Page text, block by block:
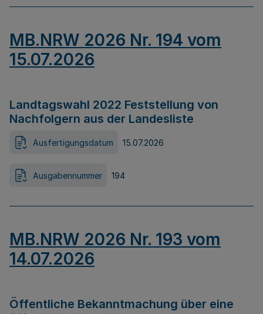
MB.NRW 2026 Nr. 194 vom
15.07.2026
Landtagswahl 2022 Feststellung von
Nachfolgern aus der Landesliste
Ausfertigungsdatum 15.07.2026
Ausgabennummer 194
MB.NRW 2026 Nr. 193 vom
14.07.2026
Öffentliche Bekanntmachung über eine